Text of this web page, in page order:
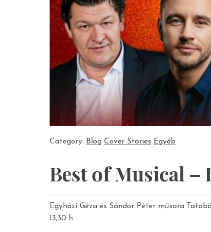
Category: Blog Cover Stories Egyéb
Best of Musical –
Egyházi Géza és Sándor Péter műsora
13,30 h